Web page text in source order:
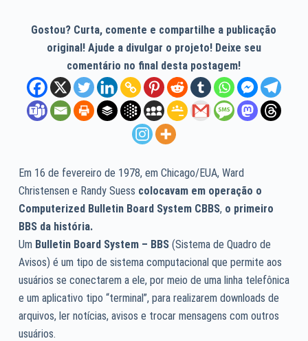
Gostou? Curta, comente e compartilhe a publicação
original! Ajude a divulgar o projeto! Deixe seu
comentário no final desta postagem!
Em 16 de fevereiro de 1978, em Chicago/EUA, Ward
Christensen e Randy Suess colocavam em operação o
Computerized Bulletin Board System CBBS, o primeiro
BBS da história.
Um Bulletin Board System – BBS(Sistema de Quadro de
Avisos) é um tipo de sistema computacional que permite aos
usuários se conectarem a ele, por meio de uma linha telefônica
e um aplicativo tipo “terminal”, para realizarem downloads de
arquivos, ler notícias, avisos e trocar mensagens com outros
usuários.